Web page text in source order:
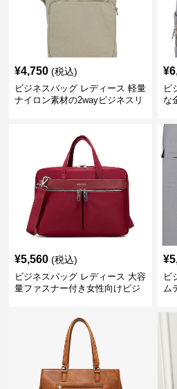
¥4,750 (税込)
ビジネスバッグ レディース 軽量
ナイロン素材の2wayビジネスリ
¥
ビ
な
¥5,560 (税込)
ビジネスバッグ レディース 大容
量ファスナー付き女性向けビジ
¥
ビ
ム